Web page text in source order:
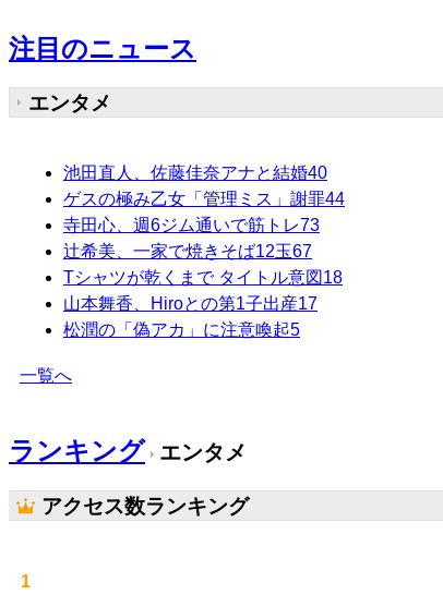
注目のニュース
エンタメ
池田直人、佐藤佳奈アナと結婚40
ゲスの極み乙女「管理ミス」謝罪44
寺田心、週6ジム通いで筋トレ73
辻希美、一家で焼きそば12玉67
Tシャツが乾くまで タイトル意図 18
山本舞香、Hiroとの第1子出産17
松潤の「偽アカ」に注意喚起5
一覧へ
ランキング エンタメ
アクセス数ランキング
1